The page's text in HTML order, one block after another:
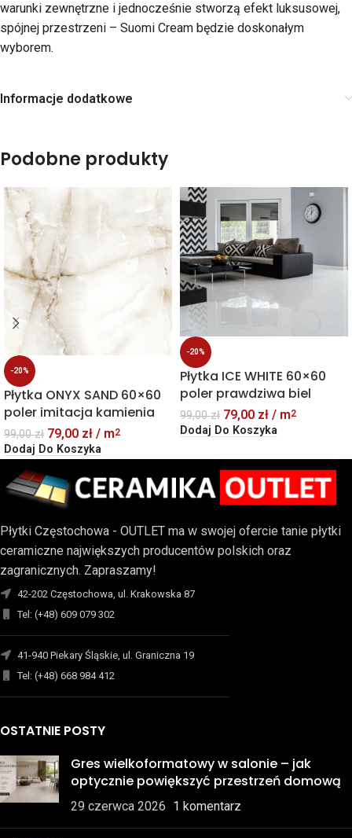
warunki zewnętrzne i jednocześnie stworzą efekt luksusowej,
spójnej przestrzeni – Suomi Cream będzie doskonałym
wyborem.
Informacje dodatkowe
Podobne produkty
-20%
Płytka ONYX SAND 60×60
poler imitacja kamienia
99,00zł 79,00 zł / m2
Dodaj Do Koszyka
-20%
Płytka ICE WHITE 60×60
poler prawdziwa biel
99,00zł 79,00 zł / m2
Dodaj Do Koszyka
Płytki Częstochowa - OUTLET ma w swojej ofercie tanie płytki
ceramiczne największych producentów polskich oraz
zagranicznych. Zapraszamy!
42-202 Częstochowa, ul. Krakowska 87
Tel: (+48) 609 079 302
-------------------------------------------------------------------------
41-940 Piekary Śląskie, ul. Graniczna 19
Tel: (+48) 668 984 412
-------------------------------------------------------------------------
OSTATNIE POSTY
Gres wielkoformatowy w salonie – jak
optycznie powiększyć przestrzeń domową
29 czerwca 2026 1 komentarz